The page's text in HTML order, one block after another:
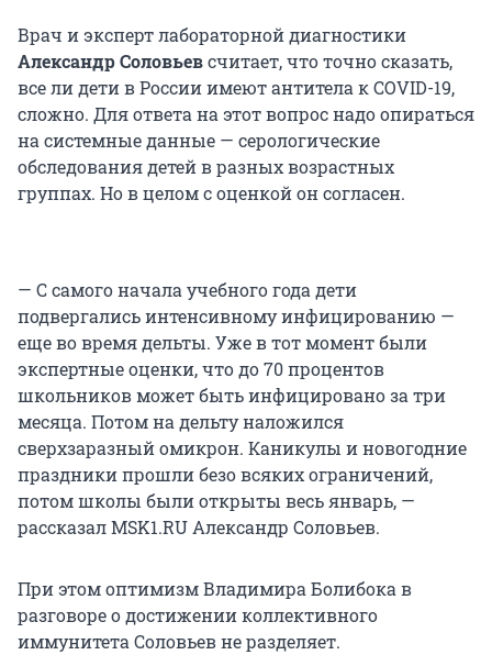
Врач и эксперт лабораторной диагностики
Александр Соловьевсчитает, что точно сказать,
все ли дети в России имеют антитела к COVID-19,
сложно. Для ответа на этот вопрос надо опираться
на системные данные — серологические
обследования детей в разных возрастных
группах. Но в целом с оценкой он согласен.
— С самого начала учебного года дети
подвергались интенсивному инфицированию —
еще во время дельты. Уже в тот момент были
экспертные оценки, что до 70 процентов
школьников может быть инфицировано за три
месяца. Потом на дельту наложился
сверхзаразный омикрон. Каникулы и новогодние
праздники прошли безо всяких ограничений,
потом школы были открыты весь январь, —
рассказал MSK1.RU Александр Соловьев.
При этом оптимизм Владимира Болибока в
разговоре о достижении коллективного
иммунитета Соловьев не разделяет.